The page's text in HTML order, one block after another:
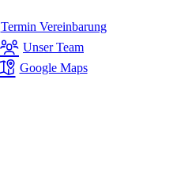
Termin Vereinbarung
Unser Team
Google Maps